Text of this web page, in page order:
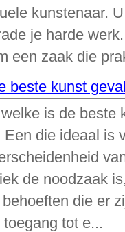
kunstenaar.
je harde
een zaak die
beste kunst
is de beste
die ideaal is
de noodzaak
die er
tot e...